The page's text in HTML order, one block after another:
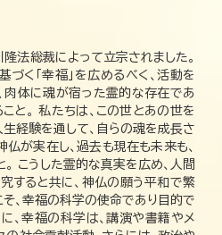
法総裁によって立宗されました。
く「幸福」を広めるべく、活動を
肉体に魂が宿った霊的な存在であ
と。 私たちは、この世とあの世を
経験を通して、自らの魂を成長さ
が実在し、過去も現在も未来も、
こうした霊的な真実を広め、人間
すると共に、神仏の願う平和で繁
、幸福の科学の使命であり目的で
、幸福の科学は、講演や書籍やメ